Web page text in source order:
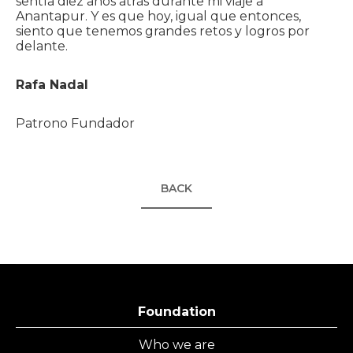
Anantapur. Y es que hoy, igual que entonces,
siento que tenemos grandes retos y logros por
delante.
Rafa Nadal
Patrono Fundador
BACK
Foundation
Who we are